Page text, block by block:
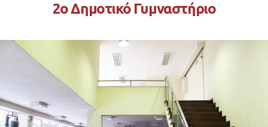
2ο Δημοτικό Γυμναστήριο